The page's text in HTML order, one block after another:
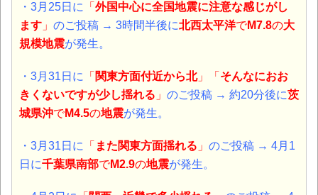
・3月25日に 「 外国中心に全国地震に注意な感じがし
ます 」 のご投稿 → 3時間半後に北西太平洋でM7.8の大
規模地震が発生。
・3月31日に 「 関東方面付近から北」「 そんなにおお
きくないですが少し揺れる 」 のご投稿 → 約20分後に茨
城県沖でM4.5の地震が発生。
・3月31日に 「 また関東方面揺れる 」 のご投稿 → 4月1
日に千葉県南部でM2.9の地震が発生。